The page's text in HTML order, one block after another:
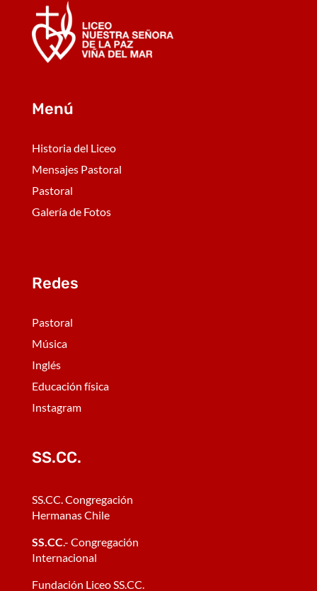
Menú
Historia del Liceo
Mensajes Pastoral
Pastoral
Galería de Fotos
Redes
Pastoral
Música
Inglés
Educación física
Instagram
SS.CC.
SS.CC. Congregación
Hermanas Chile
SS.CC.- Congregación
Internacional
Fundación Liceo SS.CC.